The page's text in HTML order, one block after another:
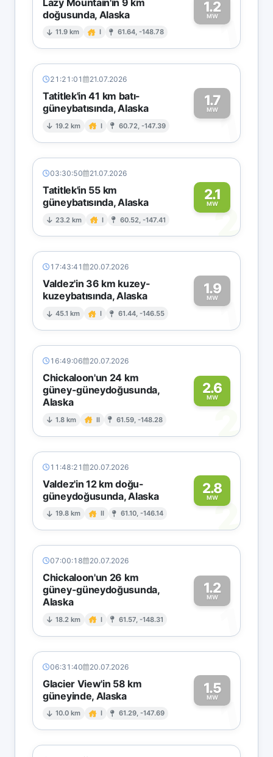
doğusunda, Alaska
11.9 km I 61.64, -148.78
1.2
MW1
21:21:01 21.07.2026
Tatitlek'in 41 km batı-
güneybatısında, Alaska
19.2 km I 60.72, -147.39
1.7
MW1
03:30:50 21.07.2026
Tatitlek'in 55 km
güneybatısında, Alaska
23.2 km I 60.52, -147.41
2.1
MW2
17:43:41 20.07.2026
Valdez'in 36 km kuzey-
kuzeybatısında, Alaska
45.1 km I 61.44, -146.55
1.9
MW1
16:49:06 20.07.2026
Chickaloon'un 24 km
güney-güneydoğusunda,
Alaska
1.8 km II 61.59, -148.28
2.6
MW
2
11:48:21 20.07.2026
Valdez'in 12 km doğu-
güneydoğusunda, Alaska
19.8 km II 61.10, -146.14
2.8
MW2
07:00:18 20.07.2026
Chickaloon'un 26 km
güney-güneydoğusunda,
Alaska
18.2 km I 61.57, -148.31
1.2
MW
1
06:31:40 20.07.2026
Glacier View'in 58 km
güneyinde, Alaska
10.0 km I 61.29, -147.69
1.5
MW1